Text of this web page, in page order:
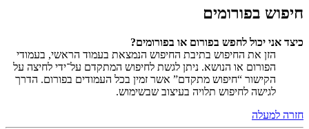
חיפוש בפורומים
כיצד אני יכול לחפש בפורום או בפורומים?
הזן את החיפוש בתיבת החיפוש הנמצאת בעמוד הראשי, בעמודי
הפורום או הנושא. ניתן לגשת לחיפוש המתקדם על־ידי לחיצה על
הקישור “חיפוש מתקדם” אשר זמין בכל העמודים בפורום. הדרך
לגישה לחיפוש תלויה בעיצוב שבשימוש.
חזרה למעלה